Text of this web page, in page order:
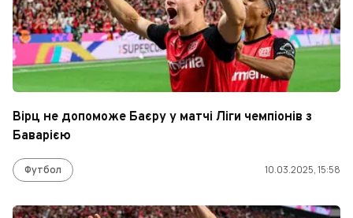
Вірц не допоможе Баєру у матчі Ліги чемпіонів з
Баварією
Футбол 10.03.2025, 15:58